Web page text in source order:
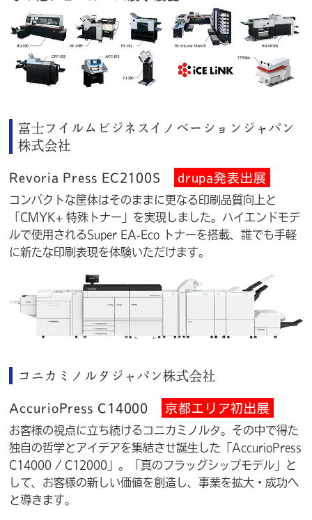
富士フイルムビジネスイノベーションジャパン
株式会社
Revoria Press EC2100S
drupa発表出展
コンパクトな筐体はそのままに更なる印刷品質向上と
「CMYK+ 特殊トナー」を実現しました。ハイエンドモデ
ルで使用されるSuper EA-Eco トナーを搭載、誰でも手軽
に新たな印刷表現を体験いただけます。
コニカミノルタジャパン株式会社
AccurioPress C14000
京都エリア初出展
お客様の視点に立ち続けるコニカミノルタ。その中で得た
独自の哲学とアイデアを集結させ誕生した「AccurioPress
C14000 / C12000」。「真のフラッグシップモデル」と
して、お客様の新しい価値を創造し、事業を拡大・成功へ
と導きます。